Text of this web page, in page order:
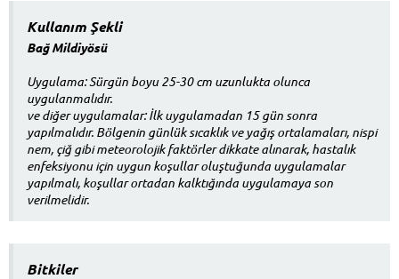
Kullanım Şekli
Bağ Mildiyösü
Uygulama: Sürgün boyu 25-30 cm uzunlukta olunca
uygulanmalıdır.
ve diğer uygulamalar: İlk uygulamadan 15 gün sonra
yapılmalıdır. Bölgenin günlük sıcaklık ve yağış ortalamaları, nispi
nem, çiğ gibi meteorolojik faktörler dikkate alınarak, hastalık
enfeksiyonu için uygun koşullar oluştuğunda uygulamalar
yapılmalı, koşullar ortadan kalktığında uygulamaya son
verilmelidir.
Bitkiler